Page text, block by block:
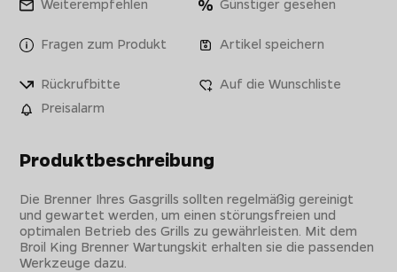
Fragen zum Produkt Artikel speichern
Rückrufbitte
Auf die Wunschliste
Preisalarm
Produktbeschreibung
Die Brenner Ihres Gasgrills sollten regelmäßig gereinigt
und gewartet werden, um einen störungsfreien und
optimalen Betrieb des Grills zu gewährleisten. Mit dem
Broil King Brenner Wartungskit erhalten sie die passenden
Werkzeuge dazu.